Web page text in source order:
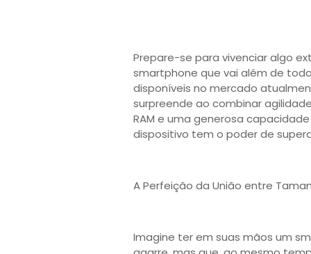
Prepare-se para vivenciar algo
smartphone que vai além de
disponíveis no mercado
surpreende ao combinar
RAM e uma generosa
dispositivo tem o poder de
A Perfeição da União entre
Imagine ter em suas mãos um